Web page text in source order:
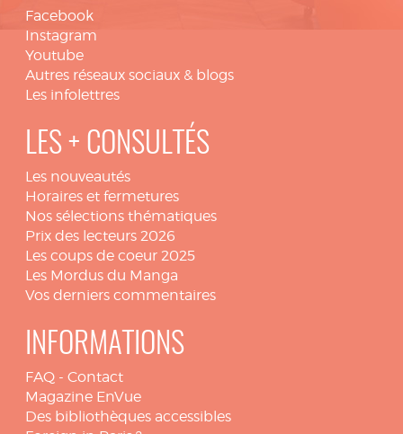
Facebook
Instagram
Youtube
Autres réseaux sociaux & blogs
Les infolettres
LES + CONSULTÉS
Les nouveautés
Horaires et fermetures
Nos sélections thématiques
Prix des lecteurs 2026
Les coups de coeur 2025
Les Mordus du Manga
Vos derniers commentaires
INFORMATIONS
FAQ - Contact
Magazine EnVue
Des bibliothèques accessibles